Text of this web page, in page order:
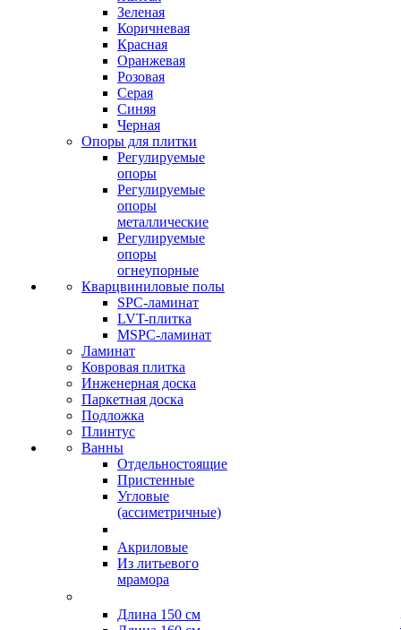
Зеленая
Коричневая
Красная
Оранжевая
Розовая
Серая
Синяя
Черная
Опоры для плитки
Регулируемые
опоры
Регулируемые
опоры
металлические
Регулируемые
опоры
огнеупорные
Кварцвиниловые полы
SPC-ламинат
LVT-плитка
MSPC-ламинат
Ламинат
Ковровая плитка
Инженерная доска
Паркетная доска
Подложка
Плинтус
Ванны
Отдельностоящие
Пристенные
Угловые
(ассиметричные)
Акриловые
Из литьевого
мрамора
Длина 150 см